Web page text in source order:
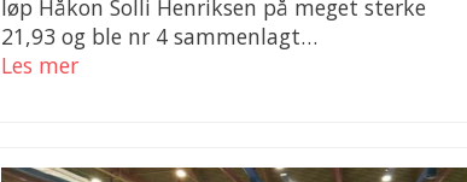
løp Håkon Solli Henriksen på meget sterke
21,93 og ble nr 4 sammenlagt…
Les mer